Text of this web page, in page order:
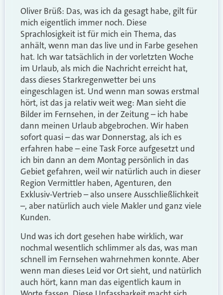
Oliver Brüß: Das, was ich da gesagt habe, gilt für
mich eigentlich immer noch. Diese
Sprachlosigkeit ist für mich ein Thema, das
anhält, wenn man das live und in Farbe gesehen
hat. Ich war tatsächlich in der vorletzten Woche
im Urlaub, als mich die Nachricht erreicht hat,
dass dieses Starkregenwetter bei uns
eingeschlagen ist. Und wenn man sowas erstmal
hört, ist das ja relativ weit weg: Man sieht die
Bilder im Fernsehen, in der Zeitung – ich habe
dann meinen Urlaub abgebrochen. Wir haben
sofort quasi – das war Donnerstag, als ich es
erfahren habe – eine Task Force aufgesetzt und
ich bin dann an dem Montag persönlich in das
Gebiet gefahren, weil wir natürlich auch in dieser
Region Vermittler haben, Agenturen, den
Exklusiv-Vertrieb – also unsere Ausschließlichkeit
–, aber natürlich auch viele Makler und ganz viele
Kunden.
Und was ich dort gesehen habe wirklich, war
nochmal wesentlich schlimmer als das, was man
schnell im Fernsehen wahrnehmen konnte. Aber
wenn man dieses Leid vor Ort sieht, und natürlich
auch hört, kann man das eigentlich kaum in